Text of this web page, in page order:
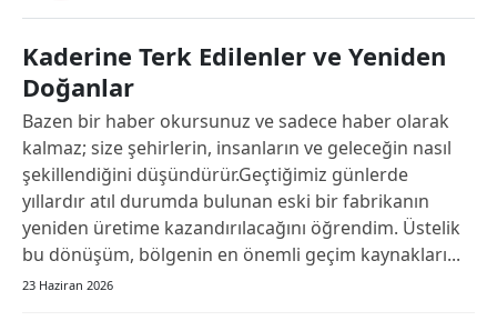
Bilecik
Bingöl
Bitlis
Bolu
Burdur
Bursa
Kaderine Terk Edilenler ve Yeniden
Doğanlar
Bazen bir haber okursunuz ve sadece haber olarak
kalmaz; size şehirlerin, insanların ve geleceğin nasıl
şekillendiğini düşündürür.Geçtiğimiz günlerde
yıllardır atıl durumda bulunan eski bir fabrikanın
yeniden üretime kazandırılacağını öğrendim. Üstelik
bu dönüşüm, bölgenin en önemli geçim kaynakları...
23 Haziran 2026